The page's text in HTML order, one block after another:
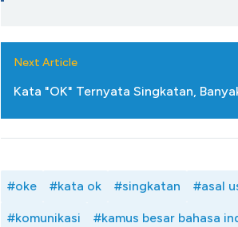
Next Article
Kata "OK" Ternyata Singkatan,
#oke #kata ok #singkatan #asal
#komunikasi #kamus besar bahasa